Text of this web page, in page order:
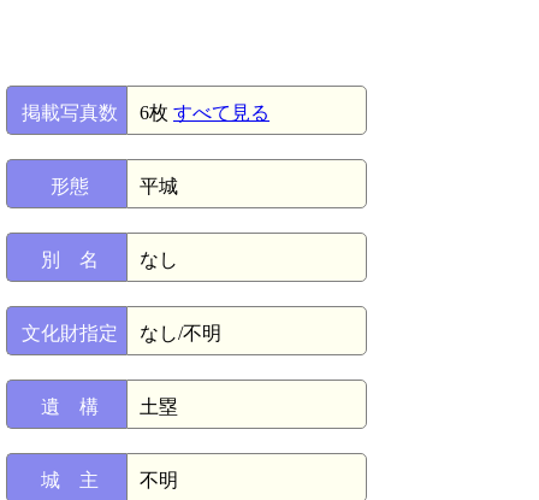
掲載写真数 6枚 すべて見る
形態 平城
別 名 なし
文化財指定 なし/不明
遺 構 土塁
城 主 不明